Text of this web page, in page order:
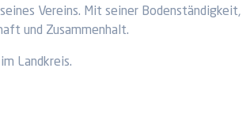
Vereins. Mit seiner Bodenständigkeit,
und Zusammenhalt.
Landkreis.